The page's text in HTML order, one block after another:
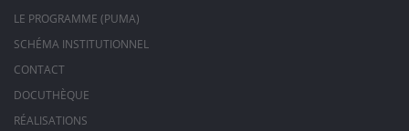
LE PROGRAMME (PUMA)
SCHÉMA INSTITUTIONNEL
CONTACT
DOCUTHÈQUE
RÉALISATIONS